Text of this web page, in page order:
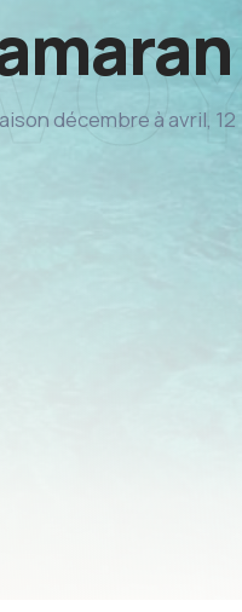
décembre à avril, 12